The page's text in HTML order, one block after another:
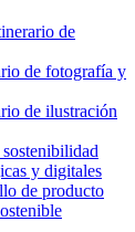
de
de fotografía y
de ilustración
y digitales
de producto